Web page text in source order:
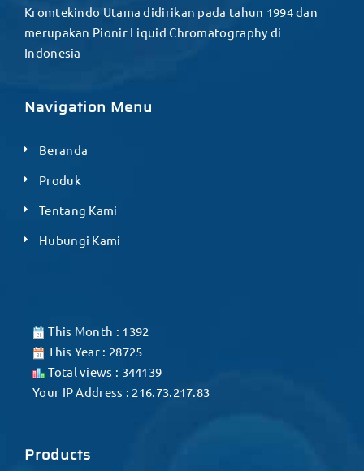
Kromtekindo Utama didirikan pada tahun 1994 dan
merupakan Pionir Liquid Chromatography di
Indonesia
Navigation Menu
Beranda
Produk
Tentang Kami
Hubungi Kami
This Month : 1392
This Year : 28725
Total views : 344139
Your IP Address : 216.73.217.83
Products